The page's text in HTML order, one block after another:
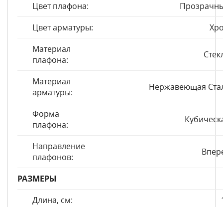
Цвет плафона:
Цвет арматуры:
Материал
плафона:
Материал
арматуры:
Нержавеющая
Форма
плафона:
Направление
плафонов:
РАЗМЕРЫ
Длина, см: